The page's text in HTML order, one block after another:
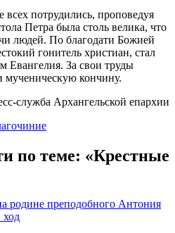
всех потрудились, проповедуя
Петра была столь велика, что
людей. По благодати Божией
гонитель христиан, стал
Евангелия. За свои труды
кончину.
служба Архангельской епархии
по теме: «Крестные